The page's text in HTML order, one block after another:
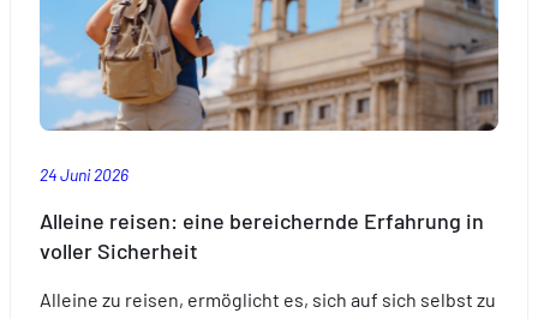
einer
passenden
Versicherung
vor.
24 Juni 2026
Alleine reisen: eine bereichernde Erfahrung in
voller Sicherheit
Alleine zu reisen, ermöglicht es, sich auf sich selbst zu